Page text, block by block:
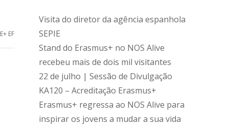
EF
Visita do diretor da agência espanhola
SEPIE
Stand do Erasmus+ no NOS Alive
recebeu mais de dois mil visitantes
22 de julho | Sessão de Divulgação
KA120 – Acreditação Erasmus+
Erasmus+ regressa ao NOS Alive para
inspirar os jovens a mudar a sua vida